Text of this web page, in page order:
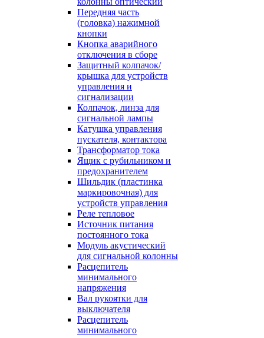
Передняя часть
(головка) нажимной
кнопки
Кнопка аварийного
отключения в сборе
Защитный колпачок/
крышка для устройств
управления и
сигнализации
Колпачок, линза для
сигнальной лампы
Катушка управления
пускателя, контактора
Трансформатор тока
Ящик с рубильником и
предохранителем
Шильдик (пластинка
маркировочная) для
устройств управления
Реле тепловое
Источник питания
постоянного тока
Модуль акустический
для сигнальной колонны
Расцепитель
минимального
напряжения
Вал рукоятки для
выключателя
Расцепитель
минимального